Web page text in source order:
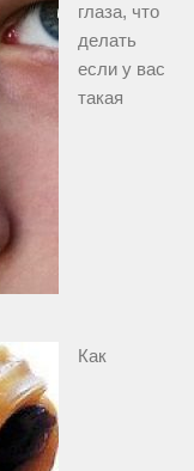
глаза, что
делать
если у вас
такая
Как